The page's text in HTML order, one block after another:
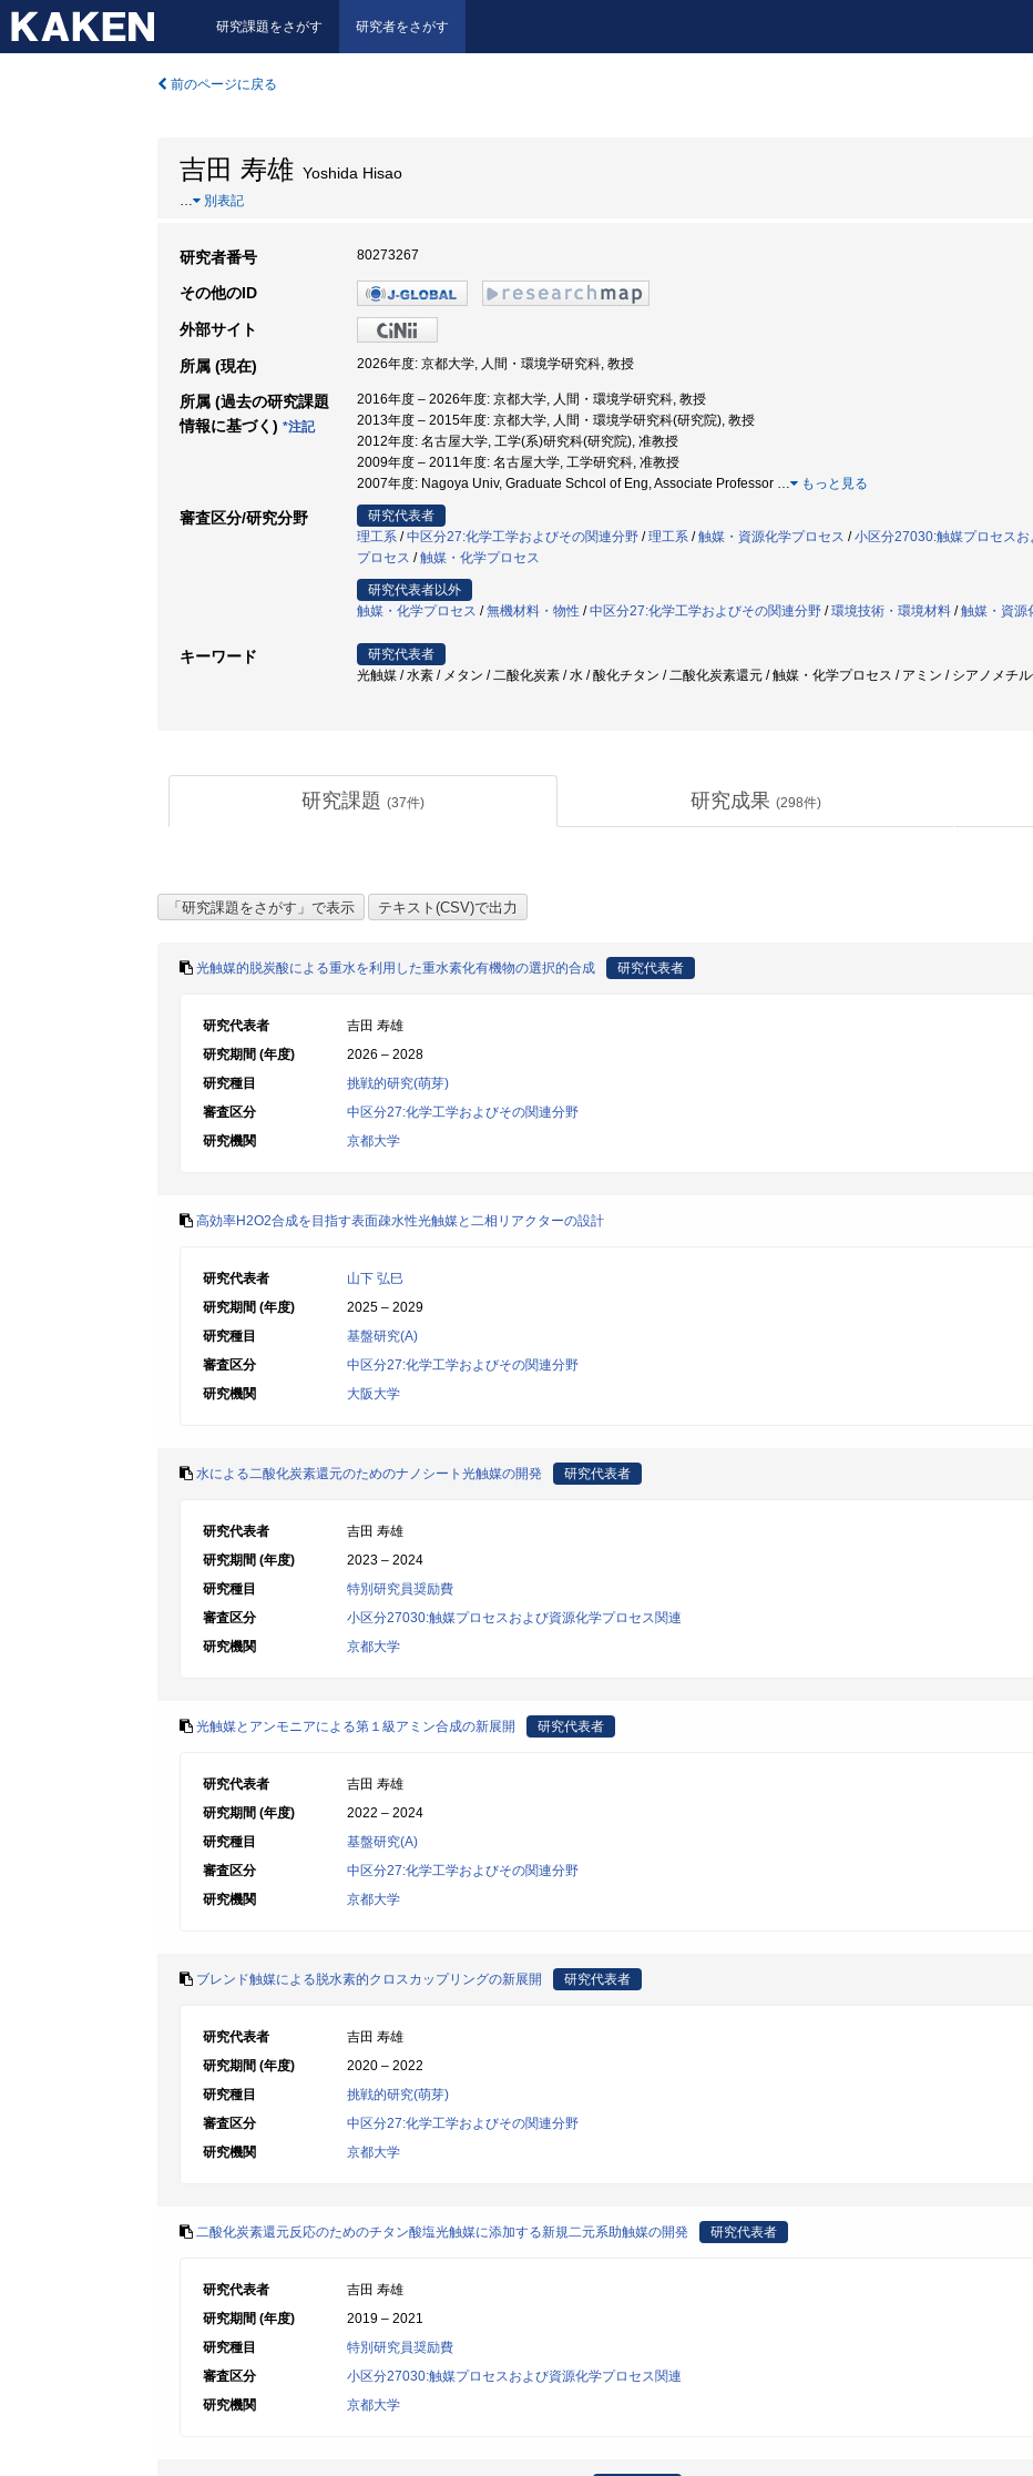
研究課題をさがす 研究者をさがす
前のページに戻る
吉田 寿雄 Yoshida Hisao
… 別表記
研究者番号 80273267
その他のID
外部サイト
所属 (現在) 2026年度: 京都大学, 人間・環境学研究科, 教授
所属 (過去の研究課題
情報に基づく) *注記
2016年度 – 2026年度: 京都大学, 人間・環境学研究科, 教授
2013年度 – 2015年度: 京都大学, 人間・環境学研究科(研究院), 教授
2012年度: 名古屋大学, 工学(系)研究科(研究院), 准教授
2009年度 – 2011年度: 名古屋大学, 工学研究科, 准教授
2007年度: Nagoya Univ, Graduate Schcol of Eng, Associate Professor … もっと見る
審査区分/研究分野
研究代表者
理工系 /中区分27:化学工学およびその関連分野 /理工系 /触媒・資源化学プロセス /小区分27030:触媒プロセス
プロセス /触媒・化学プロセス
研究代表者以外
触媒・化学プロセス /無機材料・物性 /中区分27:化学工学およびその関連分野 /環境技術・環境材料 /触媒・資源
キーワード
研究代表者
光触媒 / 水素 / メタン / 二酸化炭素 / 水 / 酸化チタン / 二酸化炭素還元 / 触媒・化学プロセス / アミン / シアノメチ
研究課題 (37件) 研究成果 (298件)
光触媒的脱炭酸による重水を利用した重水素化有機物の選択的合成 研究代表者
研究代表者
吉田 寿雄
研究期間 (年度)
2026 – 2028
研究種目
挑戦的研究(萌芽)
審査区分
中区分27:化学工学およびその関連分野
研究機関
京都大学
高効率H2O2合成を目指す表面疎水性光触媒と二相リアクターの設計
研究代表者
山下 弘巳
研究期間 (年度)
2025 – 2029
研究種目
基盤研究(A)
審査区分
中区分27:化学工学およびその関連分野
研究機関
大阪大学
水による二酸化炭素還元のためのナノシート光触媒の開発 研究代表者
研究代表者
吉田 寿雄
研究期間 (年度)
2023 – 2024
研究種目
特別研究員奨励費
審査区分
小区分27030:触媒プロセスおよび資源化学プロセス関連
研究機関
京都大学
光触媒とアンモニアによる第１級アミン合成の新展開 研究代表者
研究代表者
吉田 寿雄
研究期間 (年度)
2022 – 2024
研究種目
基盤研究(A)
審査区分
中区分27:化学工学およびその関連分野
研究機関
京都大学
ブレンド触媒による脱水素的クロスカップリングの新展開 研究代表者
研究代表者
吉田 寿雄
研究期間 (年度)
2020 – 2022
研究種目
挑戦的研究(萌芽)
審査区分
中区分27:化学工学およびその関連分野
研究機関
京都大学
二酸化炭素還元反応のためのチタン酸塩光触媒に添加する新規二元系助触媒の開発 研究代表者
研究代表者
吉田 寿雄
研究期間 (年度)
2019 – 2021
研究種目
特別研究員奨励費
審査区分
小区分27030:触媒プロセスおよび資源化学プロセス関連
研究機関
京都大学